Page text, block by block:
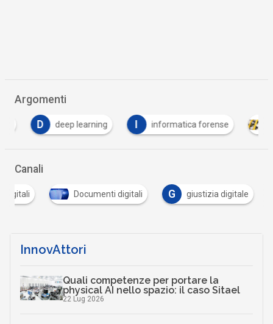
Argomenti
deep learning informatica forense
Canali
digitali Documenti digitali G giustizia digitale
InnovAttori
Quali competenze per portare la
physical AI nello spazio: il caso Sitael
22 Lug 2026